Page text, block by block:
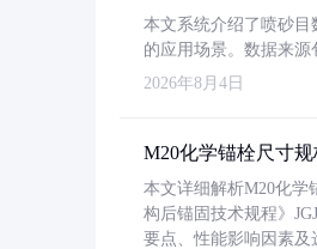
本文系统介绍了喷砂目
的应用场景。数据来源
2026年8月4日
M20化学锚栓尺寸
本文详细解析M20化学
构后锚固技术规程》
要点、性能影响因素及